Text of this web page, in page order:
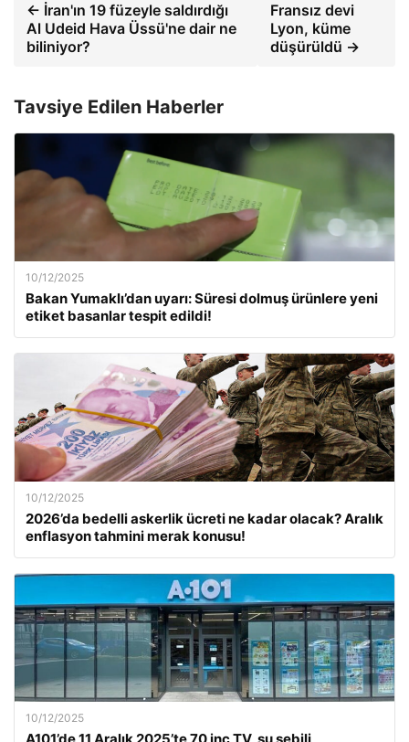
← İran'ın 19 füzeyle saldırdığı
Al Udeid Hava Üssü'ne dair ne
biliniyor?
Fransız devi
Lyon, küme
düşürüldü →
Tavsiye Edilen Haberler
10/12/2025
Bakan Yumaklı’dan uyarı: Süresi dolmuş ürünlere yeni
etiket basanlar tespit edildi!
10/12/2025
2026’da bedelli askerlik ücreti ne kadar olacak? Aralık
enflasyon tahmini merak konusu!
10/12/2025